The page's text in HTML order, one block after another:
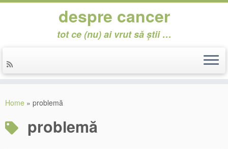
despre cancer
tot ce (nu) ai vrut să știi …
Home » problemă
problemă